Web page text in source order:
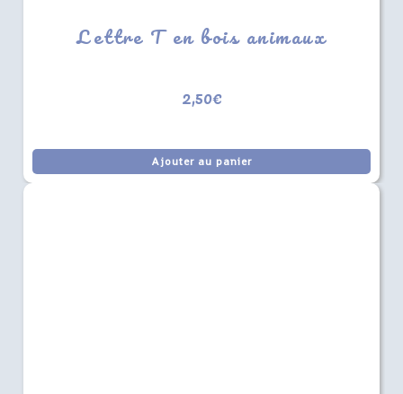
Lettre T en bois animaux
2,50€
Ajouter au panier